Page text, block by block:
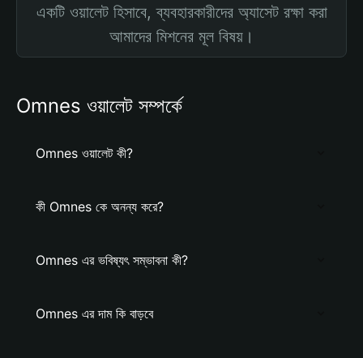
একটি ওয়ালেট হিসাবে, ব্যবহারকারীদের অ্যাসেট রক্ষা করা
আমাদের মিশনের মূল বিষয়।
Omnes ওয়ালেট সম্পর্কে
Omnes ওয়ালেট কী?
কী Omnes কে অনন্য করে?
Omnes এর ভবিষ্যৎ সম্ভাবনা কী?
Omnes এর দাম কি বাড়বে